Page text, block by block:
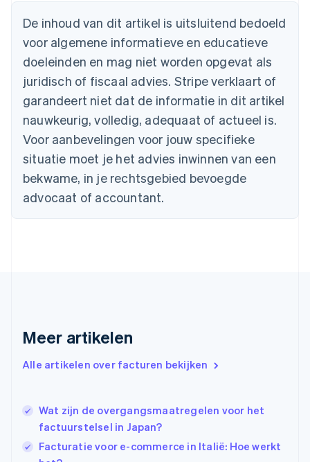
De inhoud van dit artikel is uitsluitend bedoeld
voor algemene informatieve en educatieve
doeleinden en mag niet worden opgevat als
juridisch of fiscaal advies. Stripe verklaart of
garandeert niet dat de informatie in dit artikel
nauwkeurig, volledig, adequaat of actueel is.
Voor aanbevelingen voor jouw specifieke
situatie moet je het advies inwinnen van een
bekwame, in je rechtsgebied bevoegde
advocaat of accountant.
Meer artikelen
Alle artikelen over facturen bekijken
Wat zijn de overgangsmaatregelen voor het
factuurstelsel in Japan?
Facturatie voor e-commerce in Italië: Hoe werkt
Brazilië
PortuguêsEnglish
Bulgarije
English
Canada
English Français
Cyprus
English
Denemarken
Duitsland
DeutschEnglish
Estland
English
Finland
Hongarije
Hongkong SAR, China
English
English
Italië